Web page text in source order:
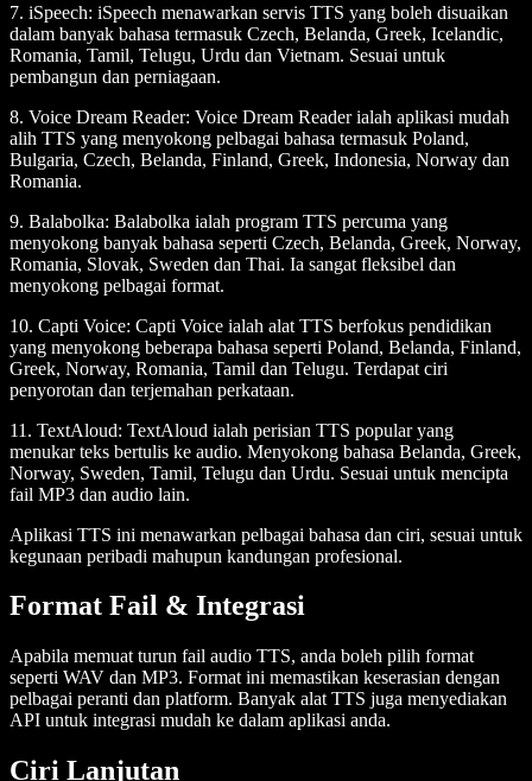
7. iSpeech: iSpeech menawarkan servis TTS yang boleh disuaikan
dalam banyak bahasa termasuk Czech, Belanda, Greek, Icelandic,
Romania, Tamil, Telugu, Urdu dan Vietnam. Sesuai untuk
pembangun dan perniagaan.
8. Voice Dream Reader: Voice Dream Reader ialah aplikasi mudah
alih TTS yang menyokong pelbagai bahasa termasuk Poland,
Bulgaria, Czech, Belanda, Finland, Greek, Indonesia, Norway dan
Romania.
9. Balabolka: Balabolka ialah program TTS percuma yang
menyokong banyak bahasa seperti Czech, Belanda, Greek, Norway,
Romania, Slovak, Sweden dan Thai. Ia sangat fleksibel dan
menyokong pelbagai format.
10. Capti Voice: Capti Voice ialah alat TTS berfokus pendidikan
yang menyokong beberapa bahasa seperti Poland, Belanda, Finland,
Greek, Norway, Romania, Tamil dan Telugu. Terdapat ciri
penyorotan dan terjemahan perkataan.
11. TextAloud: TextAloud ialah perisian TTS popular yang
menukar teks bertulis ke audio. Menyokong bahasa Belanda, Greek,
Norway, Sweden, Tamil, Telugu dan Urdu. Sesuai untuk mencipta
fail MP3 dan audio lain.
Aplikasi TTS ini menawarkan pelbagai bahasa dan ciri, sesuai untuk
kegunaan peribadi mahupun kandungan profesional.
Format Fail & Integrasi
Apabila memuat turun fail audio TTS, anda boleh pilih format
seperti WAV dan MP3. Format ini memastikan keserasian dengan
pelbagai peranti dan platform. Banyak alat TTS juga menyediakan
API untuk integrasi mudah ke dalam aplikasi anda.
Ciri Lanjutan